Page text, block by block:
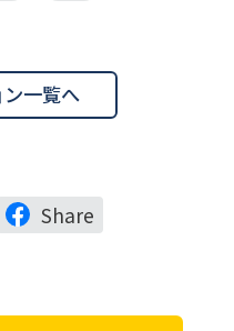
一覧へ
Share